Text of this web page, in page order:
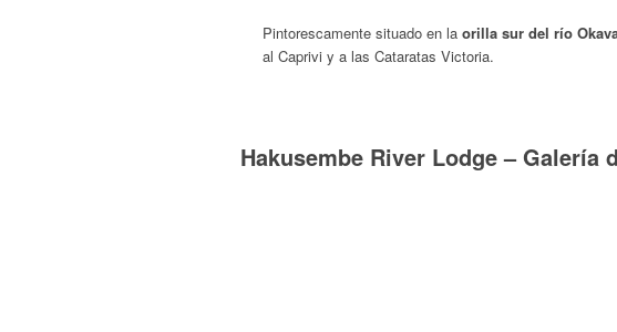
Pintorescamente situado en la orilla sur del río
al Caprivi y a las Cataratas Victoria.
Hakusembe River Lodge – Galería
HAKUSEMBE